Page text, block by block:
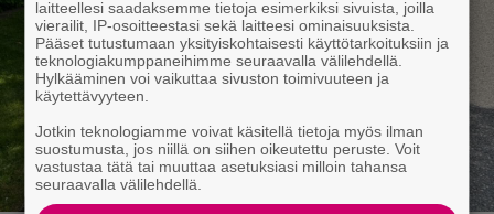
laitteellesi saadaksemme tietoja esimerkiksi sivuista, joilla
vierailit, IP-osoitteestasi sekä laitteesi ominaisuuksista.
Pääset tutustumaan yksityiskohtaisesti käyttötarkoituksiin ja
teknologiakumppaneihimme seuraavalla välilehdellä.
Hylkääminen voi vaikuttaa sivuston toimivuuteen ja
käytettävyyteen.
Jotkin teknologiamme voivat käsitellä tietoja myös ilman
suostumusta, jos niillä on siihen oikeutettu peruste. Voit
vastustaa tätä tai muuttaa asetuksiasi milloin tahansa
seuraavalla välilehdellä.